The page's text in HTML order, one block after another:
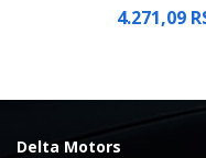
4.271,09
Delta Motors